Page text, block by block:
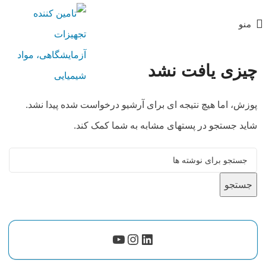
منو
چیزی یافت نشد
پوزش، اما هیچ نتیجه ای برای آرشیو درخواست شده پیدا نشد.
شاید جستجو در پستهای مشابه به شما کمک کند.
جستجو